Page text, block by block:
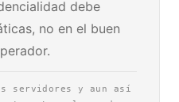
debe
no en el buen
servidores y aun así